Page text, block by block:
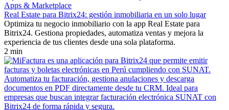
Apps & Marketplace
Real Estate para Bitrix24: gestión inmobiliaria en un solo lugar
Optimiza tu negocio inmobiliario con la app Real Estate para
Bitrix24. Gestiona propiedades, automatiza ventas y mejora la
experiencia de tus clientes desde una sola plataforma.
2 min